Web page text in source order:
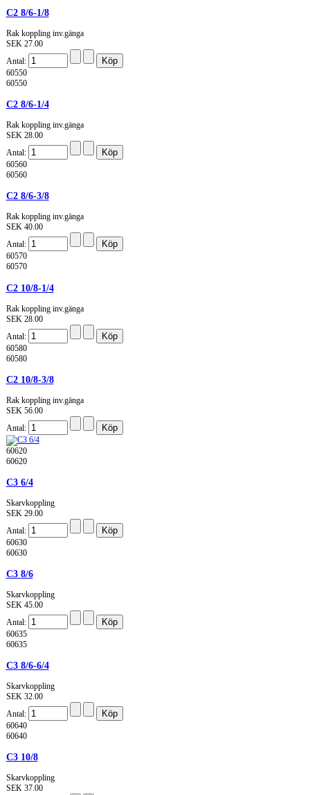
C2 8/6-1/8
Rak koppling inv.gänga
SEK 27.00
Antal:
60550
60550
C2 8/6-1/4
Rak koppling inv.gänga
SEK 28.00
Antal:
60560
60560
C2 8/6-3/8
Rak koppling inv.gänga
SEK 40.00
Antal:
60570
60570
C2 10/8-1/4
Rak koppling inv.gänga
SEK 28.00
Antal:
60580
60580
C2 10/8-3/8
Rak koppling inv.gänga
SEK 56.00
Antal:
60620
60620
C3 6/4
Skarvkoppling
SEK 29.00
Antal:
60630
60630
C3 8/6
Skarvkoppling
SEK 45.00
Antal:
60635
60635
C3 8/6-6/4
Skarvkoppling
SEK 32.00
Antal:
60640
60640
C3 10/8
Skarvkoppling
SEK 37.00